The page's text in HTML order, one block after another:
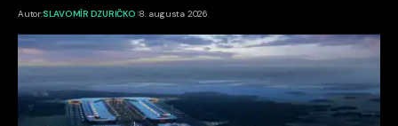
Autor:SLAVOMÍR DZURIČKO 8. augusta 2026